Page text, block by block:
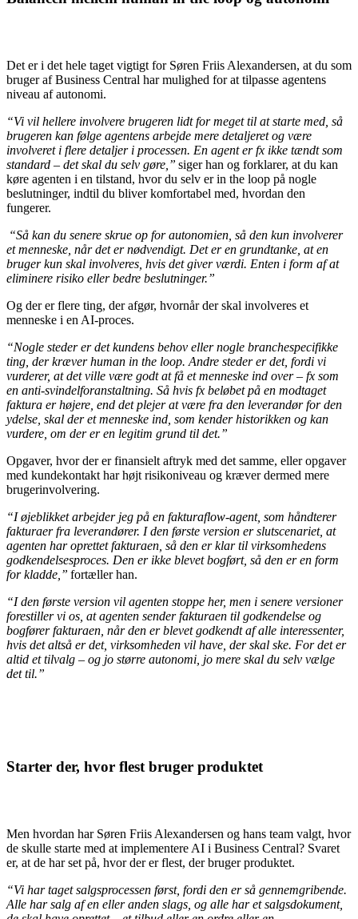
Det er i det hele taget vigtigt for Søren Friis Alexandersen, at du som
bruger af Business Central har mulighed for at tilpasse agentens
niveau af autonomi.
“Vi vil hellere involvere brugeren lidt for meget til at starte med, så
brugeren kan følge agentens arbejde mere detaljeret og være
involveret i flere detaljer i processen. En agent er fx ikke tændt som
standard – det skal du selv gøre,” siger han og forklarer, at du kan
køre agenten i en tilstand, hvor du selv er in the loop på nogle
beslutninger, indtil du bliver komfortabel med, hvordan den
fungerer.
“Så kan du senere skrue op for autonomien, så den kun involverer
et menneske, når det er nødvendigt. Det er en grundtanke, at en
bruger kun skal involveres, hvis det giver værdi. Enten i form af at
eliminere risiko eller bedre beslutninger.”
Og der er flere ting, der afgør, hvornår der skal involveres et
menneske i en AI-proces.
“Nogle steder er det kundens behov eller nogle branchespecifikke
ting, der kræver human in the loop. Andre steder er det, fordi vi
vurderer, at det ville være godt at få et menneske ind over – fx som
en anti-svindelforanstaltning. Så hvis fx beløbet på en modtaget
faktura er højere, end det plejer at være fra den leverandør for den
ydelse, skal der et menneske ind, som kender historikken og kan
vurdere, om der er en legitim grund til det.”
Opgaver, hvor der er finansielt aftryk med det samme, eller opgaver
med kundekontakt har højt risikoniveau og kræver dermed mere
brugerinvolvering.
“I øjeblikket arbejder jeg på en fakturaflow-agent, som håndterer
fakturaer fra leverandører. I den første version er slutscenariet, at
agenten har oprettet fakturaen, så den er klar til virksomhedens
godkendelsesproces. Den er ikke blevet bogført, så den er en form
for kladde,” fortæller han.
“I den første version vil agenten stoppe her, men i senere versioner
forestiller vi os, at agenten sender fakturaen til godkendelse og
bogfører fakturaen, når den er blevet godkendt af alle interessenter,
hvis det altså er det, virksomheden vil have, der skal ske. For det er
altid et tilvalg – og jo større autonomi, jo mere skal du selv vælge
det til.”
Starter der, hvor flest bruger produktet
Men hvordan har Søren Friis Alexandersen og hans team valgt, hvor
de skulle starte med at implementere AI i Business Central? Svaret
er, at de har set på, hvor der er flest, der bruger produktet.
“Vi har taget salgsprocessen først, fordi den er så gennemgribende.
Alle har salg af en eller anden slags, og alle har et salgsdokument,